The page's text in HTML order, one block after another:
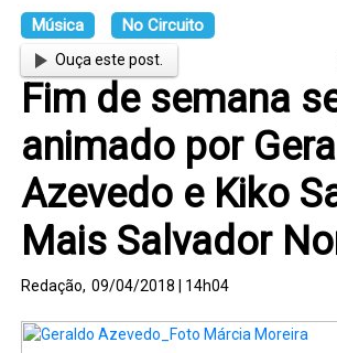
Música No Circuito
Ouça este post.
Fim de semana
animado por
Azevedo e Kiko
Mais Salvador
Redação, 09/04/2018 | 14h04